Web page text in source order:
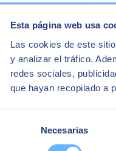
Esta página web usa
Las cookies de este
y analizar el tráfico.
redes sociales,
que hayan recopilado a
consentimiento
Necesarias